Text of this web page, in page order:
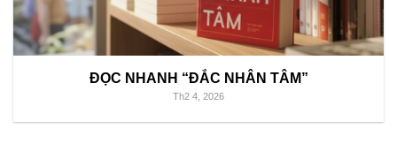
ĐỌC NHANH “ĐẮC NHÂN TÂM”
Th2 4, 2026